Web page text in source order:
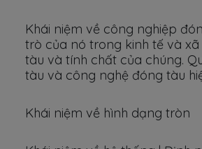
Khái niệm về công nghiệp
trò của nó trong kinh tế và xã
tàu và tính chất của chúng.
tàu và công nghệ đóng tàu
Khái niệm về hình dạng tròn